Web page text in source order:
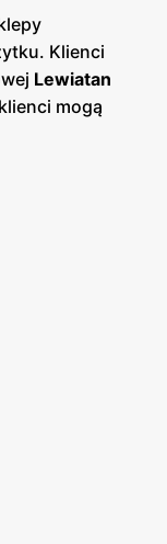
Klienci
Lewiatan
mogą
umożliwia